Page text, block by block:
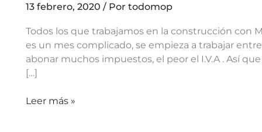
13 febrero, 2020 / Por todomop
Todos los que trabajamos en la construcción con
es un mes complicado, se empieza a trabajar
abonar muchos impuestos, el peor el I.V.A . Así
[…]
Leer más »